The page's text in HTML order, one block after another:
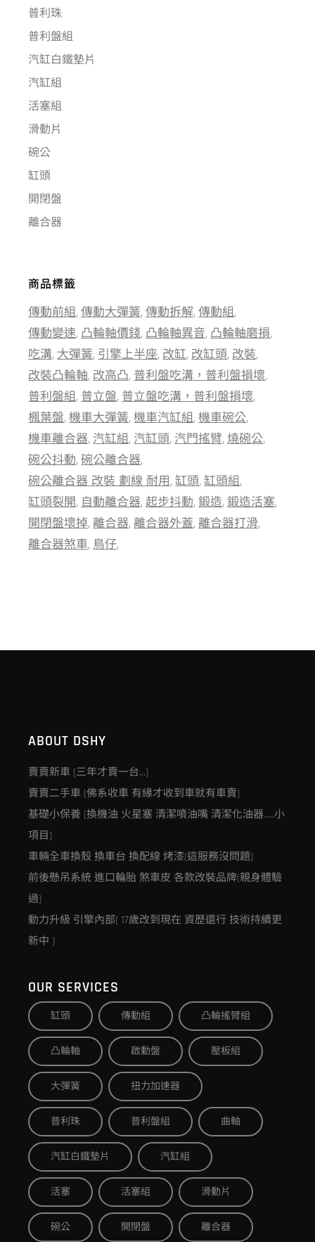
普利珠
普利盤組
汽缸白鐵墊片
汽缸組
活塞組
滑動片
碗公
缸頭
開閉盤
離合器
商品標籤
傳動前組 傳動大彈簧 傳動拆解 傳動組
傳動變速 凸輪軸價錢 凸輪軸異音 凸輪軸磨損
吃溝 大彈簧 引擎上半座 改缸 改缸頭 改裝
改裝凸輪軸 改高凸 普利盤吃溝，普利盤損壞
普利盤組 普立盤 普立盤吃溝，普利盤損壞
楓葉盤 機車大彈簧 機車汽缸組 機車碗公
機車離合器 汽缸組 汽缸頭 汽門搖臂 燒碗公
碗公抖動 碗公離合器
碗公離合器 改裝 劃線 耐用 缸頭 缸頭組
缸頭裂開 自動離合器 起步抖動 鍛造 鍛造活塞
開閉盤壞掉 離合器 離合器外蓋 離合器打滑
離合器煞車 鳥仔
ABOUT DSHY
賣賣新車 (三年才賣一台…)
賣賣二手車 (佛系收車 有緣才收到車就有車賣)
基礎小保養 (換機油 火星塞 清潔噴油嘴 清潔化油器…..小
項目)
車輛全車換殼 換車台 換配線 烤漆(這服務沒問題)
前後懸吊系統 進口輪胎 煞車皮 各款改裝品牌(親身體驗
過)
動力升級 引擎內部( 17歲改到現在 資歷還行 技術持續更
新中 )
OUR SERVICES
缸頭 傳動組 凸輪搖臂組
凸輪軸 啟動盤 壓板組
大彈簧 扭力加速器
普利珠 普利盤組 曲軸
汽缸白鐵墊片 汽缸組
活塞 活塞組 滑動片
碗公 開閉盤 離合器